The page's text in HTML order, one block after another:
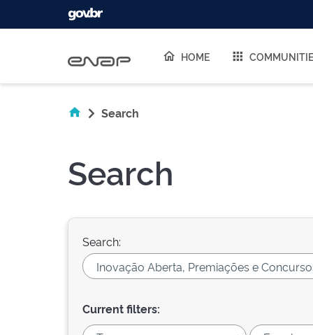
HOME
Search
Search
Search:
Current filters: